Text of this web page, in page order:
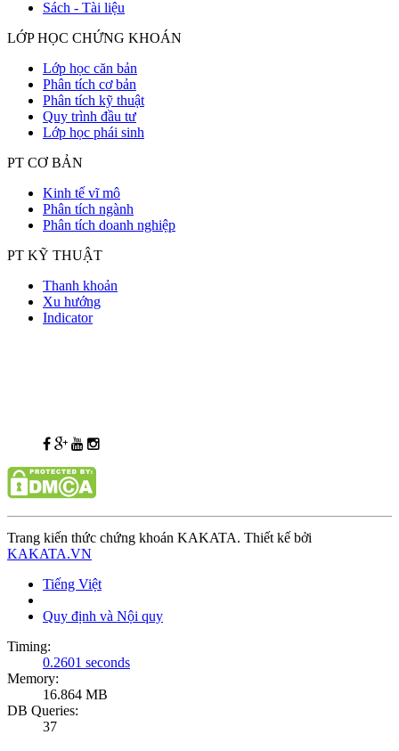
Sách - Tài liệu
LỚP HỌC CHỨNG KHOÁN
Lớp học căn bản
Phân tích cơ bản
Phân tích kỹ thuật
Quy trình đầu tư
Lớp học phái sinh
PT CƠ BẢN
Kinh tế vĩ mô
Phân tích ngành
Phân tích doanh nghiệp
PT KỸ THUẬT
Thanh khoản
Xu hướng
Indicator
Trang kiến thức chứng khoán KAKATA. Thiết kế bởi
KAKATA.VN
Tiếng Việt
Quy định và Nội quy
Timing:
0.2601 seconds
Memory:
16.864 MB
DB Queries:
37